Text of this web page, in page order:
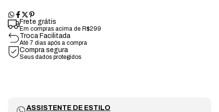
Frete grátis
Em compras acima de R$299
Troca Facilitada
Até 7 dias após a compra
Compra segura
Seus dados protegidos
ASSISTENTE DE ESTILO